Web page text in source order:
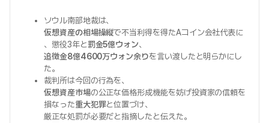
ソウル南部地裁は、
仮想資産の相場操縦で不当利得を得たAコイン会社代表に
、懲役3年と罰金5億ウォン、
追徴金8億4600万ウォン余りを言い渡したと明らかにし
た。
裁判所は今回の行為を、
仮想資産市場の公正な価格形成機能を妨げ投資家の信頼を
損なった重大犯罪と位置づけ、
厳正な処罰が必要だと指摘したと伝えた。